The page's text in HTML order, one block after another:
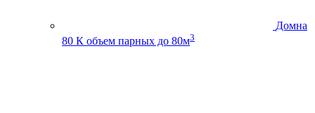
Домна
80 К объем парных до 80м3